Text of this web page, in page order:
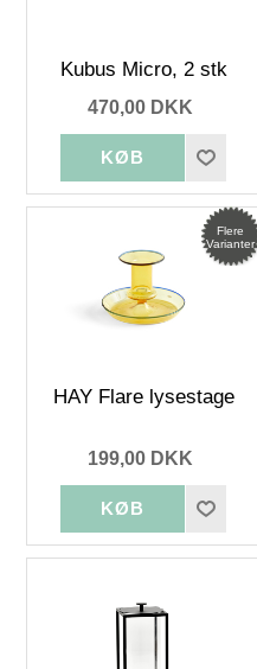
Kubus Micro, 2 stk
470,00 DKK
Flere
Varianter
HAY Flare lysestage
199,00 DKK